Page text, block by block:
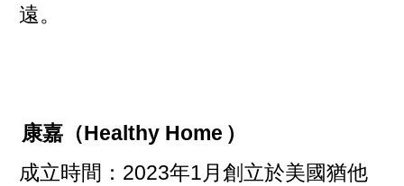
遠。
康嘉（Healthy Home ）
成立時間：2023年1月創立於美國猶他